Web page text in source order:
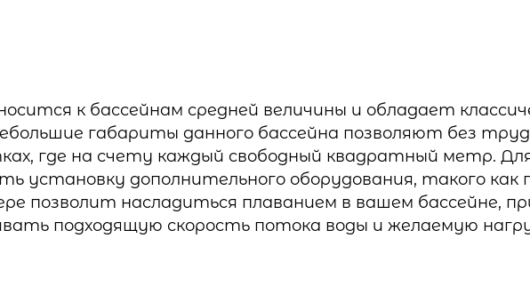
к бассейнам средней величины и обладает
габариты данного бассейна позволяют без
где на счету каждый свободный квадратный метр.
установку дополнительного оборудования, такого
позволит насладиться плаванием в вашем бассейне,
подходящую скорость потока воды и желаемую